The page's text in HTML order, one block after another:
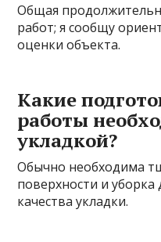
Общая
работ; я сообщу
оценки объекта.
Какие
работы
укладкой?
Обычно необходима
поверхности и уборка
качества укладки.